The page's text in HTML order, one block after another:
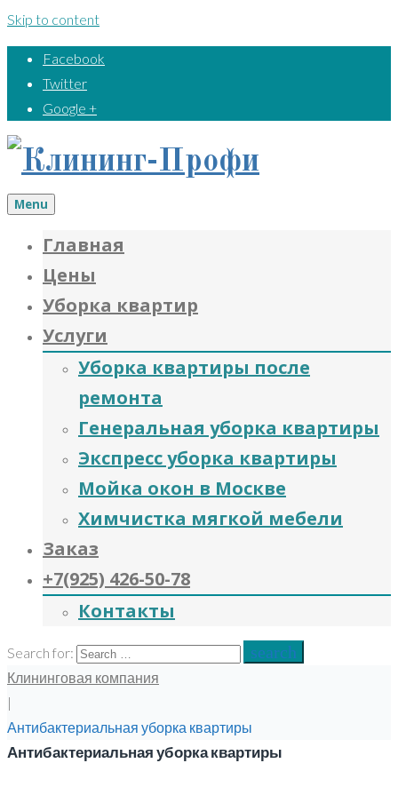
Skip to content
Facebook
Twitter
Google +
Menu
Главная
Цены
Уборка квартир
Услуги
Уборка квартиры после
ремонта
Генеральная уборка квартиры
Экспресс уборка квартиры
Мойка окон в Москве
Химчистка мягкой мебели
Заказ
+7(925) 426-50-78
Контакты
Search for: search
Клининговая компания
|
Антибактериальная уборка квартиры
Антибактериальная уборка квартиры